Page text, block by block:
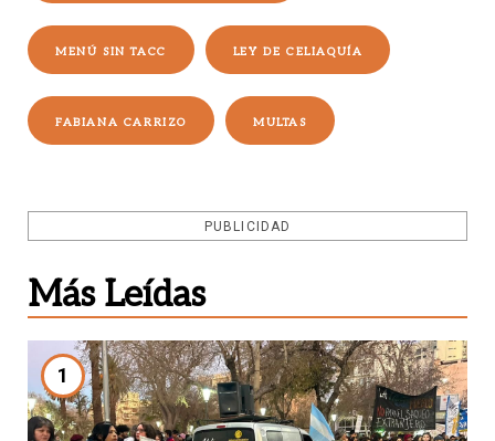
MENÚ SIN TACC LEY DE CELIAQUÍA
FABIANA CARRIZO MULTAS
PUBLICIDAD
Más Leídas
1